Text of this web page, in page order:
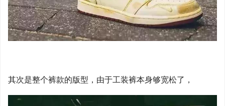
其次是整个裤款的版型，由于工装裤本身够宽松了，